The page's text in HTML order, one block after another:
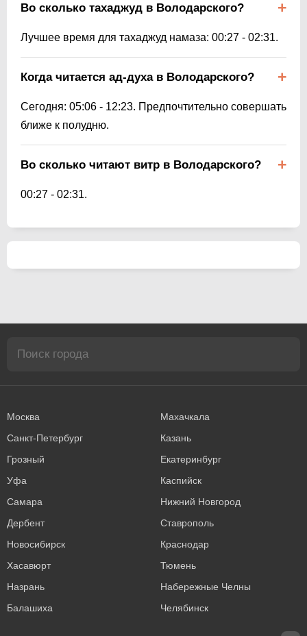
Во сколько тахаджуд в Володарского?
Лучшее время для тахаджуд намаза: 00:27 - 02:31.
Когда читается ад-духа в Володарского?
Сегодня: 05:06 - 12:23. Предпочтительно совершать
ближе к полудню.
Во сколько читают витр в Володарского?
00:27 - 02:31.
Москва
Махачкала
Санкт-Петербург
Казань
Грозный
Екатеринбург
Уфа
Каспийск
Самара
Нижний Новгород
Дербент
Ставрополь
Новосибирск
Краснодар
Хасавюрт
Тюмень
Назрань
Набережные Челны
Балашиха
Челябинск